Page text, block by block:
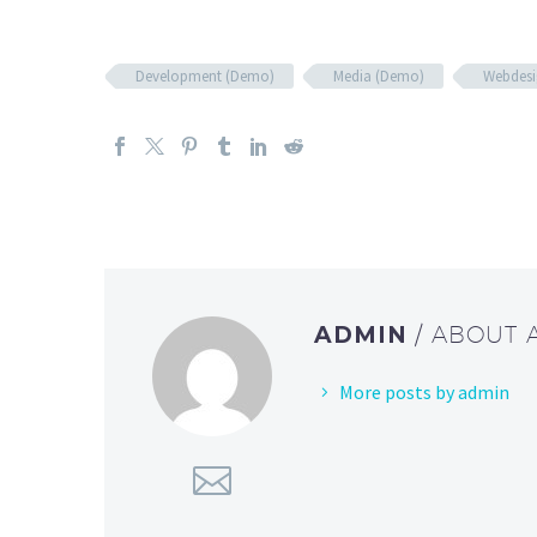
Development (Demo) Media (Demo)
ADMIN / ABOUT
More posts by admin